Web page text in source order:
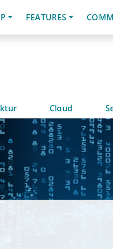
FEATURES
Cloud